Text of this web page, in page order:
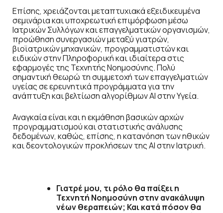
Επίσης, χρειάζονται μεταπτυχιακά εξειδικευμένα
σεμινάρια και υποχρεωτική επιμόρφωση μέσω
Ιατρικών Συλλόγων και επαγγελματικών οργανισμών,
προώθηση συνεργασιών μεταξύ γιατρών,
βιοϊατρικών μηχανικών, προγραμματιστών και
ειδικών στην Πληροφορική και ιδιαίτερα στις
εφαρμογές της Τεχνητής Νοημοσύνης. Πολύ
σημαντική θεωρώ τη συμμετοχή των επαγγελματιών
υγείας σε ερευνητικά προγράμματα για την
ανάπτυξη και βελτίωση αλγορίθμων ΑΙ στην Υγεία.
Αναγκαία είναι και η εκμάθηση βασικών αρχών
προγραμματισμού και στατιστικής ανάλυσης
δεδομένων, καθώς, επίσης, η κατανόηση των ηθικών
και δεοντολογικών προκλήσεων της ΑΙ στην Ιατρική.
Γιατρέ μου, τι ρόλο θα παίξει η
Τεχνητή Νοημοσύνη στην ανακάλυψη
νέων θεραπειών; Και κατά πόσον θα